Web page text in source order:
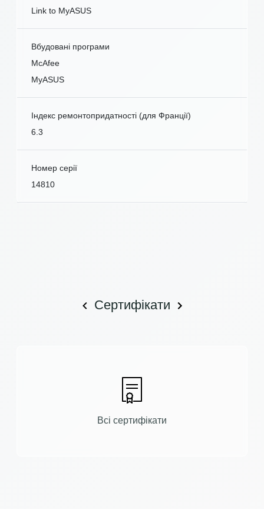
Link to MyASUS
Вбудовані програми
McAfee
MyASUS
Індекс ремонтопридатності (для Франції)
6.3
Номер серії
14810
Сертифікати
Всі сертифікати